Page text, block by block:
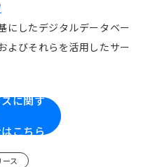
にしたデジタルデータベー
よびそれらを活用したサー
に関す
こちら
ース